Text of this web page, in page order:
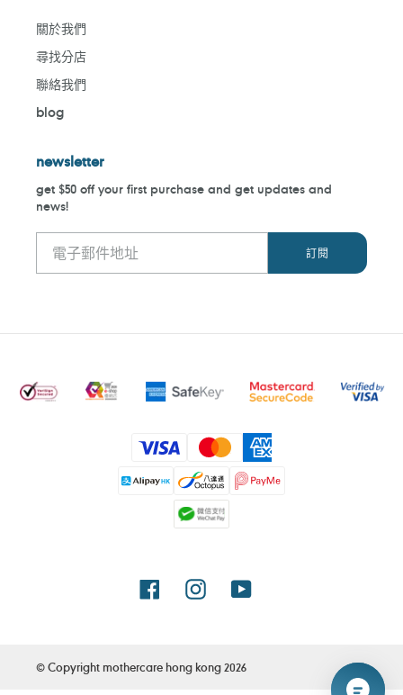
關於我們
尋找分店
聯絡我們
blog
newsletter
get $50 off your first purchase and get updates and
news!
付
款
方
式
FacebookInstagramYouTube
© Copyright mothercare hong kong2026